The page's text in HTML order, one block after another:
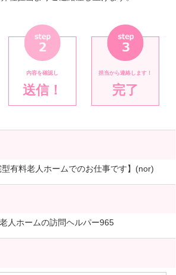
内容を確認し
送信！
担当から連絡します！
完了
有料老人ホームでのお仕事です】(nor)
人ホームの訪問ヘルパー965